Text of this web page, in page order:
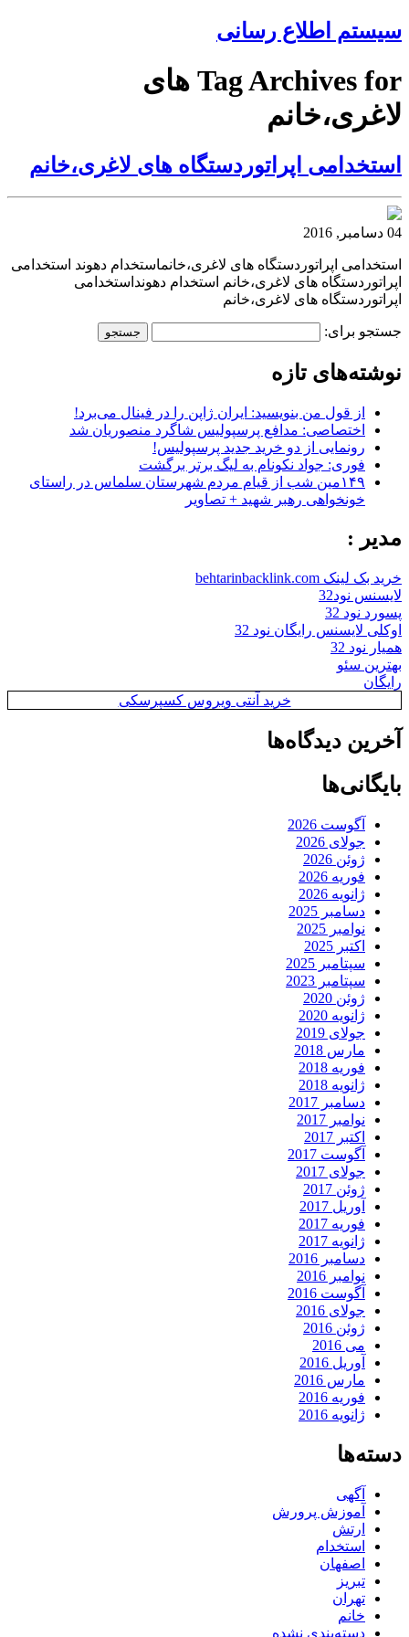
سیستم اطلاع رسانی
Tag Archives for های
لاغری،خانم
استخدامی اپراتوردستگاه های لاغری،خانم
04 دسامبر, 2016
استخدامی اپراتوردستگاه های لاغری،خانماستخدام دهوند استخدامی
اپراتوردستگاه های لاغری،خانم استخدام دهونداستخدامی
اپراتوردستگاه های لاغری،خانم
جستجو برای:
نوشته‌های تازه
از قول من بنویسید: ایران ژاپن را در فینال می‌برد!
اختصاصی: مدافع پرسپولیس شاگرد منصوریان شد
رونمایی از دو خرید جدید پرسپولیس!
فوری: جواد نکونام به لیگ برتر برگشت
۱۴۹مین شب از قیام مردم شهرستان سلماس در راستای
خونخواهی رهبر شهید + تصاویر
مدیر :
خرید بک لینک behtarinbacklink.com
لایسنس نود32
پسورد نود 32
اوکلی لایسنس رایگان نود 32
همیار نود 32
بهترین سئو
رایگان
خرید آنتی ویروس کسپرسکی
آخرین دیدگاه‌ها
بایگانی‌ها
آگوست 2026
جولای 2026
ژوئن 2026
فوریه 2026
ژانویه 2026
دسامبر 2025
نوامبر 2025
اکتبر 2025
سپتامبر 2025
سپتامبر 2023
ژوئن 2020
ژانویه 2020
جولای 2019
مارس 2018
فوریه 2018
ژانویه 2018
دسامبر 2017
نوامبر 2017
اکتبر 2017
آگوست 2017
جولای 2017
ژوئن 2017
آوریل 2017
فوریه 2017
ژانویه 2017
دسامبر 2016
نوامبر 2016
آگوست 2016
جولای 2016
ژوئن 2016
می 2016
آوریل 2016
مارس 2016
فوریه 2016
ژانویه 2016
دسته‌ها
آگهی
آموزش پرورش
ارتش
استخدام
اصفهان
تبریز
تهران
خانم
دسته‌بندی نشده